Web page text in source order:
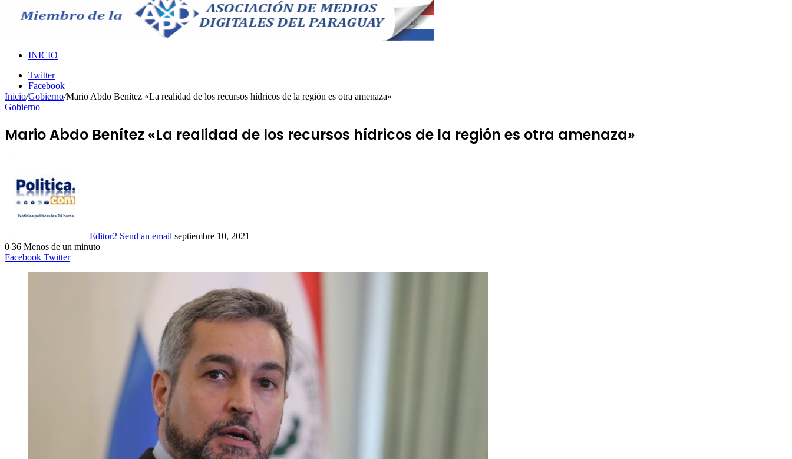
INICIO
Twitter
Facebook
Inicio/Gobierno/Mario Abdo Benítez «La realidad de los recursos hídricos de la región es otra amenaza»
Gobierno
Mario Abdo Benítez «La realidad de los recursos hídricos de la región es otra amenaza»
Editor2 Send an email septiembre 10, 2021
0 36 Menos de un minuto
Facebook Twitter